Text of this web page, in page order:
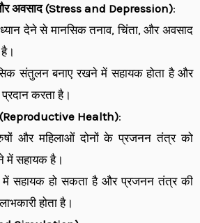
अवसाद (Stress and Depression):
ध्यान देने से मानसिक तनाव, चिंता, और अवसाद
संतुलन बनाए रखने में सहायक होता है और
करता है।
(Reproductive Health):
और महिलाओं दोनों के प्रजनन तंत्र को
में सहायक है।
में सहायक हो सकता है और प्रजनन तंत्र की
होता है।